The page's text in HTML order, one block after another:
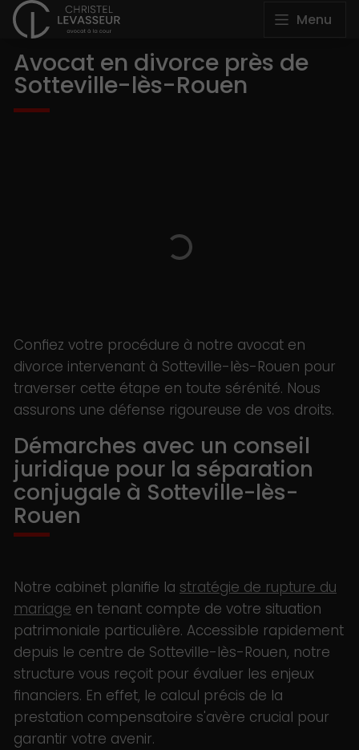
Menu
Avocat en divorce près de
Sotteville-lès-Rouen
Confiez votre procédure à notre avocat en
divorce intervenant à Sotteville-lès-Rouen pour
traverser cette étape en toute sérénité. Nous
assurons une défense rigoureuse de vos droits.
Démarches avec un conseil
juridique pour la séparation
conjugale à Sotteville-lès-
Rouen
Notre cabinet planifie la stratégie de rupture du
mariage en tenant compte de votre situation
patrimoniale particulière. Accessible rapidement
depuis le centre de Sotteville-lès-Rouen, notre
structure vous reçoit pour évaluer les enjeux
financiers. En effet, le calcul précis de la
prestation compensatoire s'avère crucial pour
garantir votre avenir.